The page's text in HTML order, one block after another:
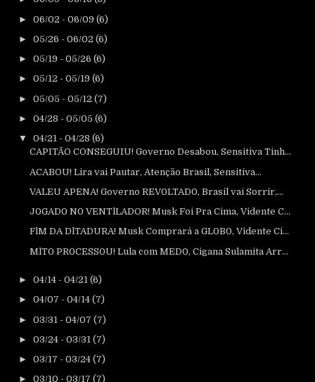
► 06/02 - 06/09 (6)
► 05/26 - 06/02 (6)
► 05/19 - 05/26 (6)
► 05/12 - 05/19 (6)
► 05/05 - 05/12 (7)
► 04/28 - 05/05 (6)
▼ 04/21 - 04/28 (6)
CAPITÃO CONSEGUIU! Governo Desabou, Sensitiva Tinh...
ACABOU! Lira vai Pautar, Atenção Brasil, Sensitiva...
VALEU APENA! Governo REV0LTAD0, Brasil vai Sorrir,...
J0GAD0 N0 VENTlLADOR! Musk Foi Pra Cima, Vidente C...
FlM DA DlTADURA! Musk Comprará a GL0B0, Vidente Ci...
MlT0 PR0CESS0U! Lula com MED0, Cigana Sulamita Arr...
► 04/14 - 04/21 (6)
► 04/07 - 04/14 (7)
► 03/31 - 04/07 (7)
► 03/24 - 03/31 (7)
► 03/17 - 03/24 (7)
► 03/10 - 03/17 (7)